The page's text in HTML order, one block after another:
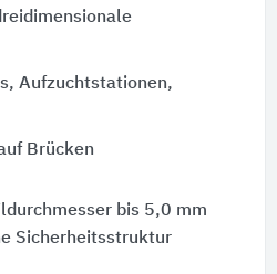
Aufzuchtstationen,
Brücken
bis 5,0 mm
Sicherheitsstruktur